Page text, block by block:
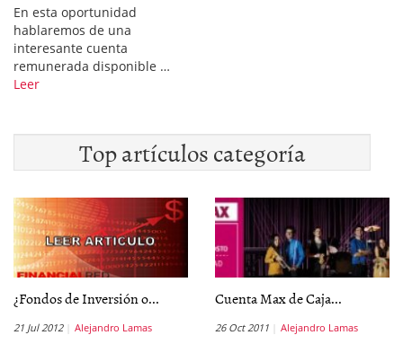
En esta oportunidad
hablaremos de una
interesante cuenta
remunerada disponible …
Leer
Top artículos categoría
¿Fondos de Inversión o...
21 Jul 2012 Alejandro Lamas
Cuenta Max de Caja...
26 Oct 2011 Alejandro Lamas